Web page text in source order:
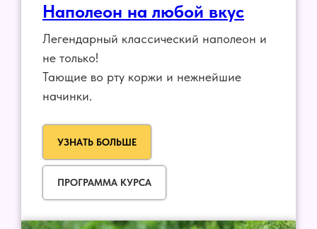
Наполеон на любой вкус
Легендарный классический наполеон и
не только!
Тающие во рту коржи и нежнейшие
начинки.
УЗНАТЬ БОЛЬШЕ
ПРОГРАММА КУРСА